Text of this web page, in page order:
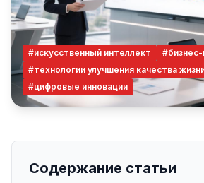
#искусственный интеллект
#технологии улучшения качества
#цифровые инновации
Содержание статьи